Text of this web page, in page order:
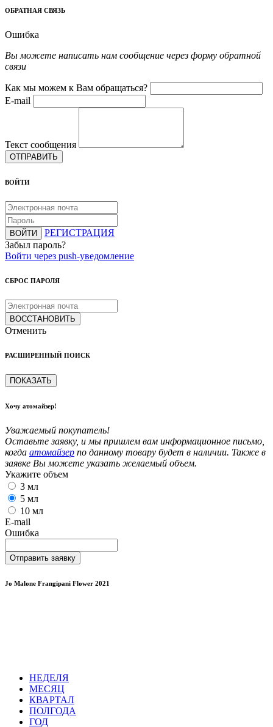
ОБРАТНАЯ СВЯЗЬ
Ошибка
Вы можете написать нам сообщение через форму обратной
связи
Как мы можем к Вам обращаться?
E-mail
Текст сообщения
ОТПРАВИТЬ
ВОЙТИ
ВОЙТИ
РЕГИСТРАЦИЯ
Забыл пароль?
Войти через push-уведомление
СБРОС ПАРОЛЯ
ВОССТАНОВИТЬ
Отменить
РАСШИРЕННЫЙ ПОИСК
ПОКАЗАТЬ
Хочу атомайзер!
Уважаемый покупатель!
Оставьте заявку, и мы пришлем вам информационное письмо,
когда атомайзер по данному товару будет в наличии. Также в
заявке Вы можете указать желаемый объем.
Укажите объем
3 мл
5 мл
10 мл
E-mail
Ошибка
Отправить заявку
Jo Malone Frangipani Flower 2021
НЕДЕЛЯ
МЕСЯЦ
КВАРТАЛ
ПОЛГОДА
ГОД